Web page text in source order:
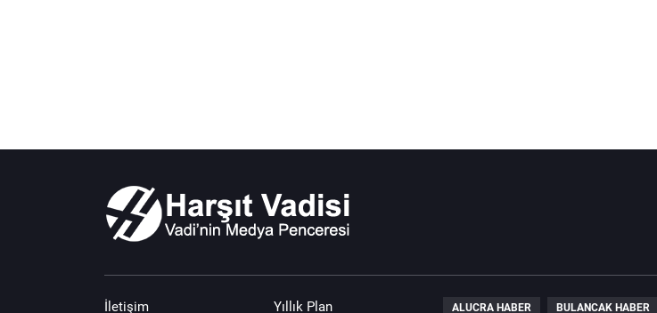
İletişim Yıllık Plan ALUCRA HABER BULANCAK HABER